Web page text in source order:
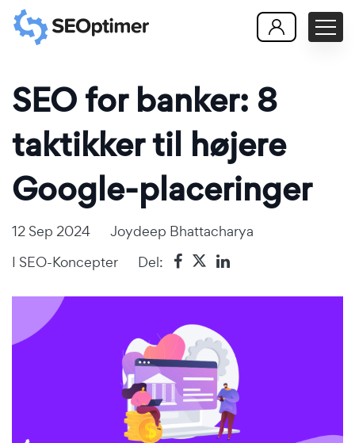
SEO for banker: 8
taktikker til højere
Google-placeringer
12 Sep 2024
Joydeep Bhattacharya
I SEO-Koncepter Del: